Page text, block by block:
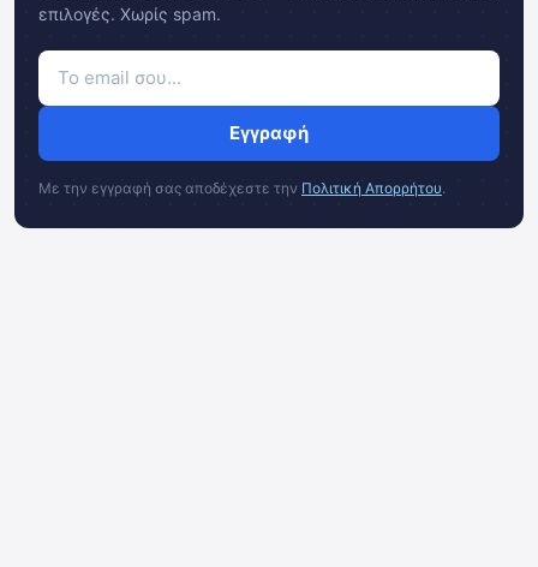
επιλογές. Χωρίς spam.
Εγγραφή
Με την εγγραφή σας αποδέχεστε την Πολιτική Απορρήτου.